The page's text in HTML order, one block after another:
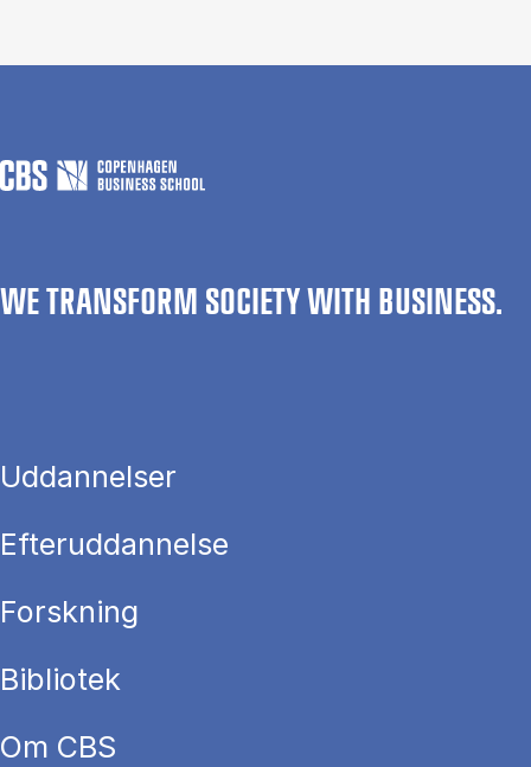
WE TRANSFORM SOCIETY WITH BUSINESS.
Uddannelser
Efteruddannelse
Forskning
Bibliotek
Om CBS